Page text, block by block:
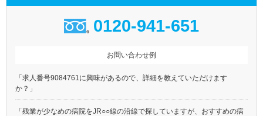
0120-941-651
お問い合わせ例
「求人番号9084761に興味があるので、詳細を教えていただけます
か？」
「残業が少なめの病院をJR○○線の沿線で探していますが、おすすめの病